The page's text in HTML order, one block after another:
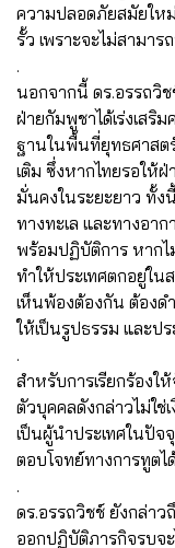
ความปลอดภัยสมัยให
รั้ว เพราะจะไม่สามา
.
นอกจากนี้ ดร.อรรถวิ
ฝ่ายกัมพูชาได้เร่งเสริ
ฐานในพื้นที่ยุทธศาสต
เติม ซึ่งหากไทยรอให้
มั่นคงในระยะยาว ทั้
ทางทะเล และทางอาก
พร้อมปฏิบัติการ หากไ
ทำให้ประเทศตกอยู่ใ
เห็นพ้องต้องกัน ต้องด
ให้เป็นรูปธรรม และป
.
สำหรับการเรียกร้องใ
ตัวบุคคลดังกล่าวไม่ใช่
เป็นผู้นำประเทศในปัจ
ตอบโจทย์ทางการทูตไ
.
ดร.อรรถวิชช์ ยังกล่า
ออกปฏิบัติภารกิจรบจ